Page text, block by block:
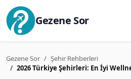
Gezene Sor
Gezene Sor
Şehir Rehberleri
2026 Türkiye Şehirleri: En İyi